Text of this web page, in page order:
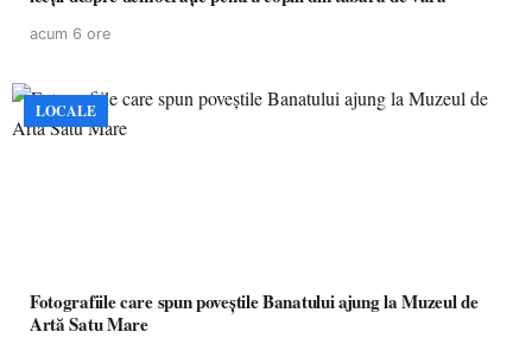
acum 6 ore
LOCALE
Fotografiile care spun poveștile Banatului ajung la Muzeul de
Artă Satu Mare